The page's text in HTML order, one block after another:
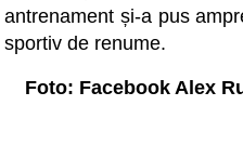
antrenament și-a pus
sportiv de renume.
Foto: Facebook Alex